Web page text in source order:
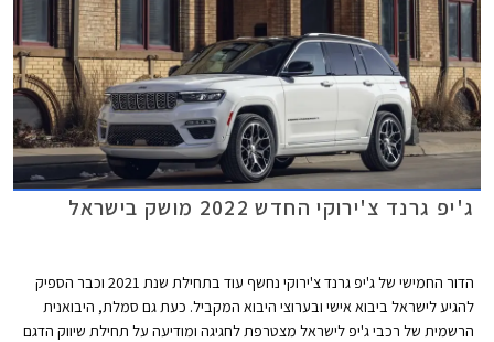
ג'יפ גרנד צ'ירוקי החדש 2022 מושק בישראל
הדור החמישי של ג'יפ גרנד צ'ירוקי נחשף עוד בתחילת שנת 2021 וכבר הספיק
להגיע לישראל ביבוא אישי ובערוצי היבוא המקביל. כעת גם סמלת, היבואנית
הרשמית של רכבי ג'יפ לישראל מצטרפת לחגיגה ומודיעה על תחילת שיווק הדגם